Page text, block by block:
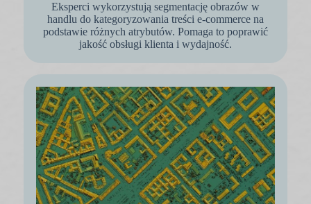
Eksperci wykorzystują segmentację obrazów w
handlu do kategoryzowania treści e-commerce na
podstawie różnych atrybutów. Pomaga to poprawić
jakość obsługi klienta i wydajność.